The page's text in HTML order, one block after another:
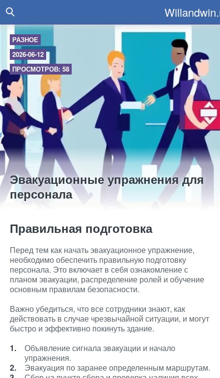
РАЗНОЕ
2026-06-12
ПРОСМОТРОВ: 58
Эвакуационные упражнения для
персонала
Правильная подготовка
Перед тем как начать эвакуационное упражнение,
необходимо обеспечить правильную подготовку
персонала. Это включает в себя ознакомление с
планом эвакуации, распределение ролей и обучение
основным правилам безопасности.
Важно убедиться, что все сотрудники знают, как
действовать в случае чрезвычайной ситуации, и могут
быстро и эффективно покинуть здание.
Объявление сигнала эвакуации и начало
упражнения.
Эвакуация по заранее определенным маршрутам.